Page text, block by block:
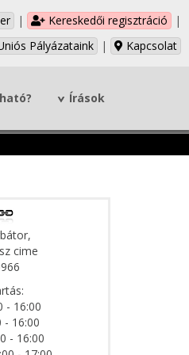
| Kereskedői regisztráció
|
Pályázataink
| Kapcsolat
Írások
cime
- 16:00
- 16:00
- 16:00